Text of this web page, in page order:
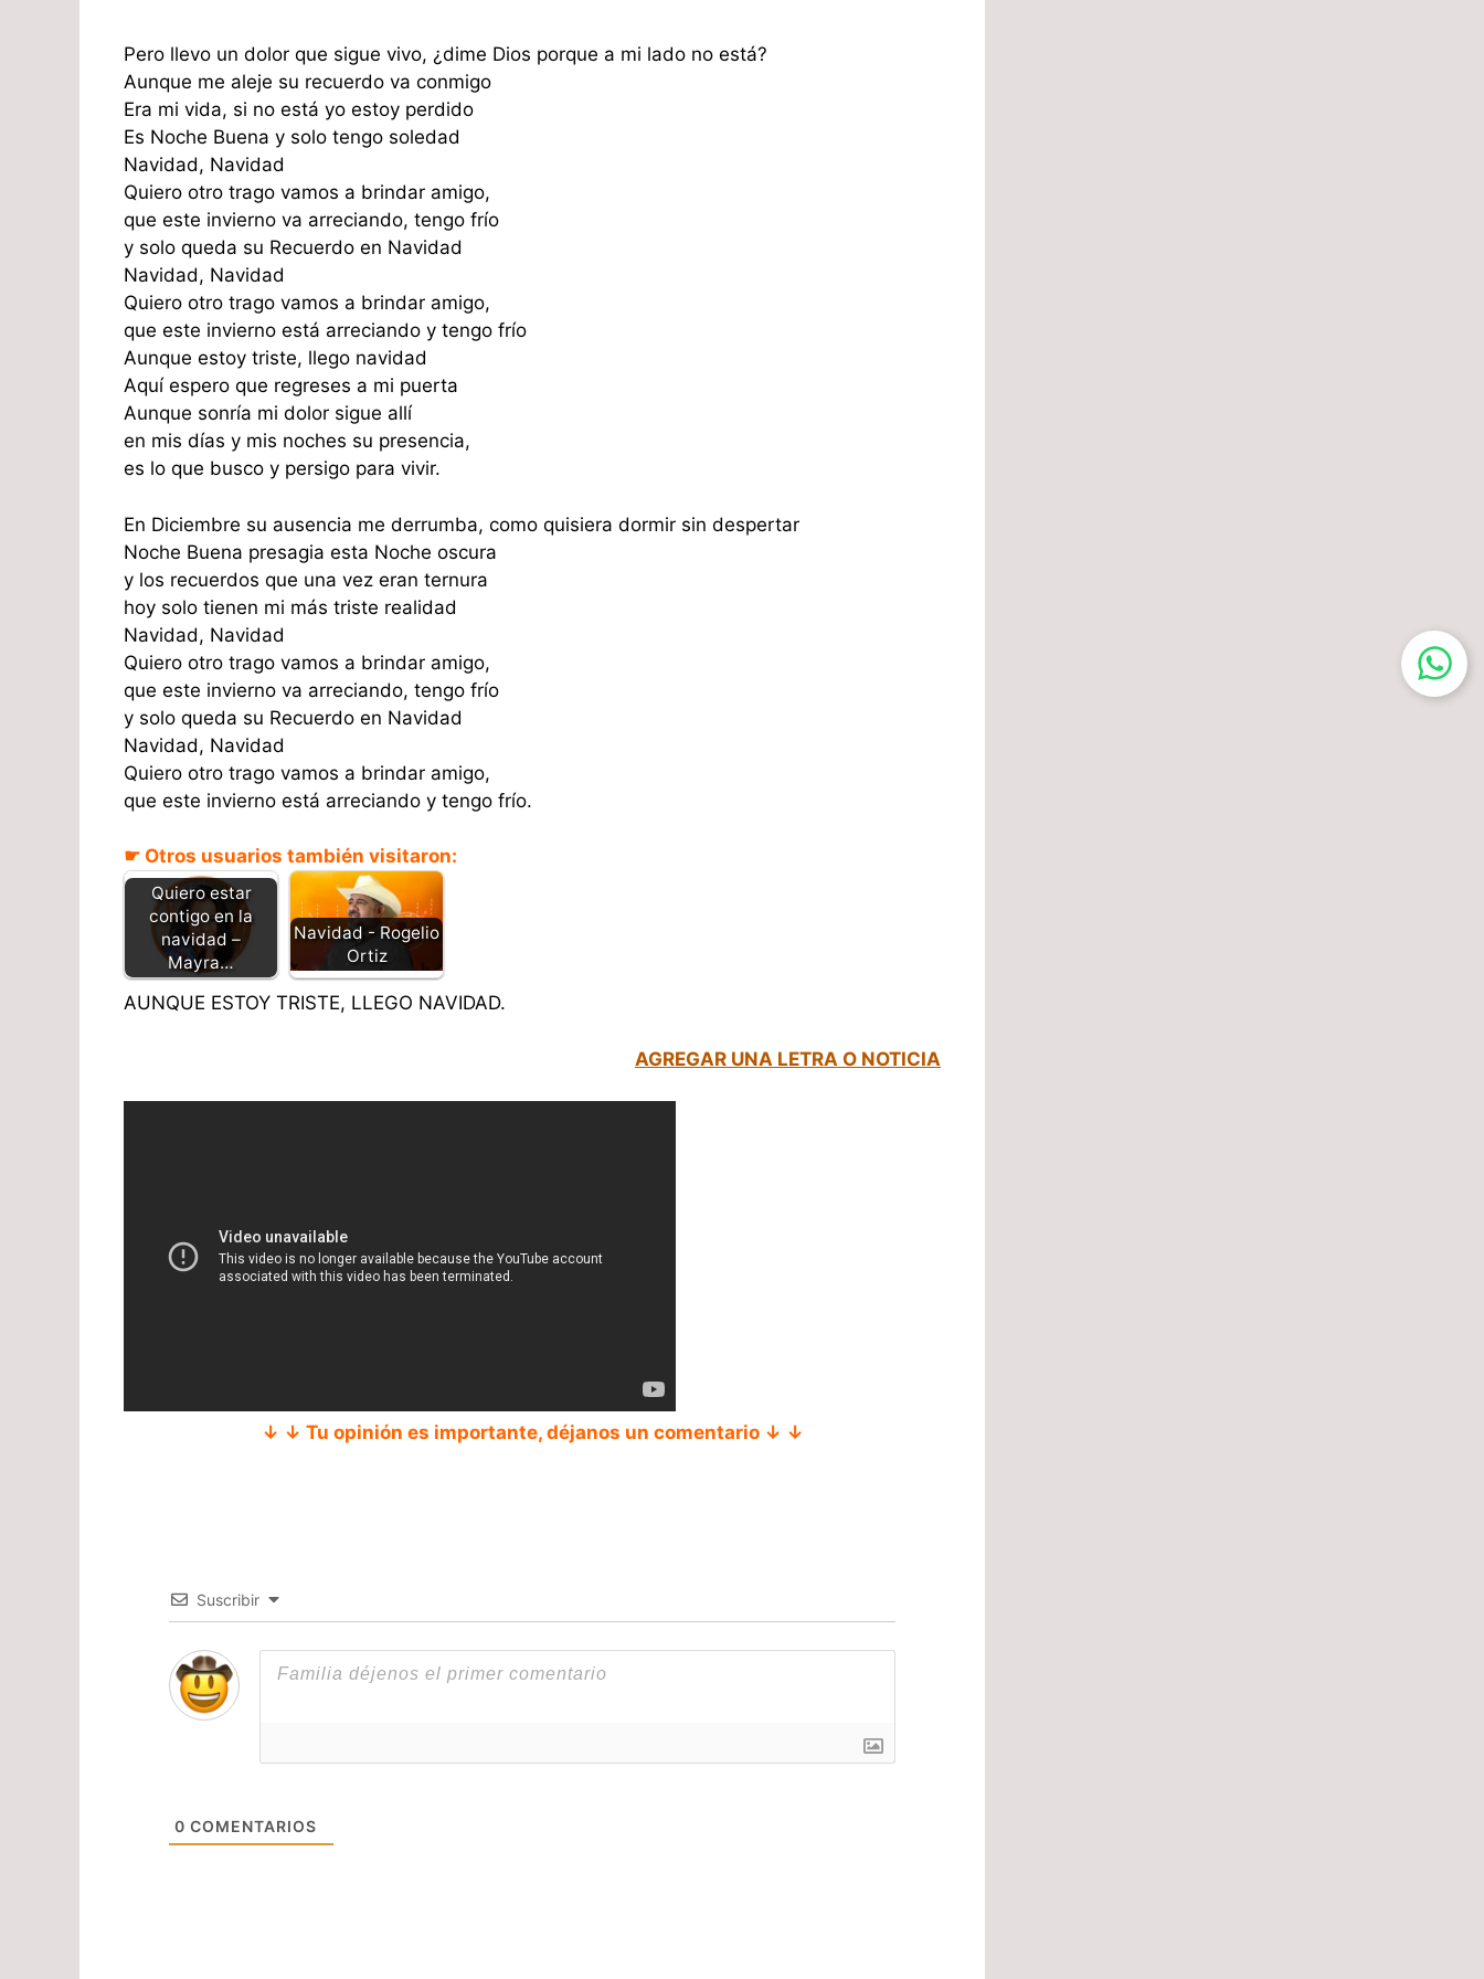
Pero llevo un dolor que sigue vivo, ¿dime Dios porque a mi lado no está?
Aunque me aleje su recuerdo va conmigo
Era mi vida, si no está yo estoy perdido
Es Noche Buena y solo tengo soledad
Navidad, Navidad
Quiero otro trago vamos a brindar amigo,
que este invierno va arreciando, tengo frío
y solo queda su Recuerdo en Navidad
Navidad, Navidad
Quiero otro trago vamos a brindar amigo,
que este invierno está arreciando y tengo frío
Aunque estoy triste, llego navidad
Aquí espero que regreses a mi puerta
Aunque sonría mi dolor sigue allí
en mis días y mis noches su presencia,
es lo que busco y persigo para vivir.
En Diciembre su ausencia me derrumba, como quisiera dormir sin despertar
Noche Buena presagia esta Noche oscura
y los recuerdos que una vez eran ternura
hoy solo tienen mi más triste realidad
Navidad, Navidad
Quiero otro trago vamos a brindar amigo,
que este invierno va arreciando, tengo frío
y solo queda su Recuerdo en Navidad
Navidad, Navidad
Quiero otro trago vamos a brindar amigo,
que este invierno está arreciando y tengo frío.
☛ Otros usuarios también visitaron:
Quiero estar
contigo en la
navidad –
Mayra…
Navidad - Rogelio
Ortiz
AUNQUE ESTOY TRISTE, LLEGO NAVIDAD.
AGREGAR UNA LETRA O NOTICIA
↓ ↓ Tu opinión es importante, déjanos un comentario ↓ ↓
Suscribir
0 COMENTARIOS